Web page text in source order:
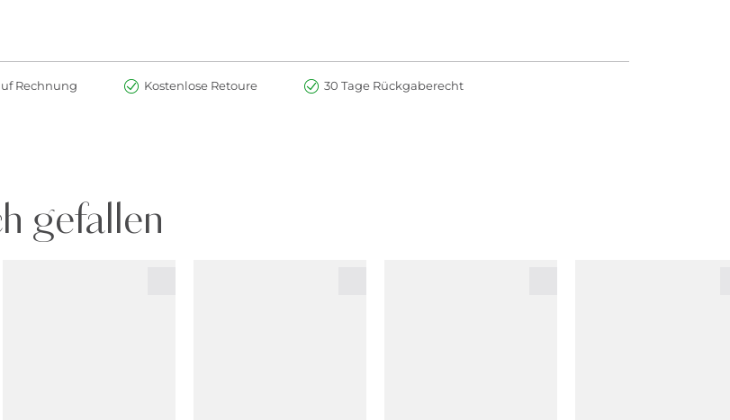
Rechnung Kostenlose Retoure 30 Tage Rückgaberecht
gefallen